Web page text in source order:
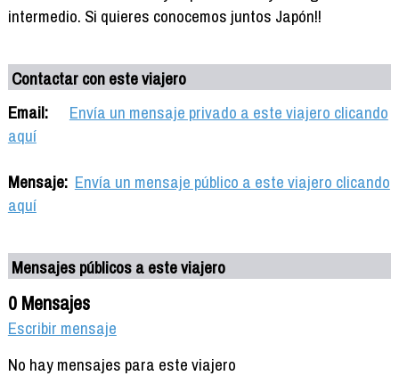
intermedio. Si quieres conocemos juntos Japón!!
Contactar con este viajero
Email:
Envía un mensaje privado a este viajero clicando
aquí
Mensaje: Envía un mensaje público a este viajero clicando
aquí
Mensajes públicos a este viajero
0 Mensajes
Escribir mensaje
No hay mensajes para este viajero